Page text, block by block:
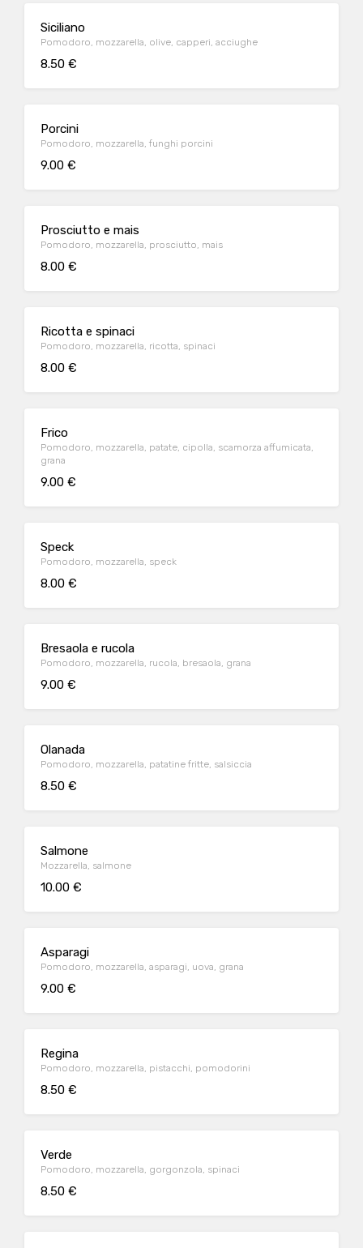
Siciliano
Pomodoro, mozzarella, olive, capperi, acciughe
8.50 €
Porcini
Pomodoro, mozzarella, funghi porcini
9.00 €
Prosciutto e mais
Pomodoro, mozzarella, prosciutto, mais
8.00 €
Ricotta e spinaci
Pomodoro, mozzarella, ricotta, spinaci
8.00 €
Frico
Pomodoro, mozzarella, patate, cipolla, scamorza affumicata,
grana
9.00 €
Speck
Pomodoro, mozzarella, speck
8.00 €
Bresaola e rucola
Pomodoro, mozzarella, rucola, bresaola, grana
9.00 €
Olanada
Pomodoro, mozzarella, patatine fritte, salsiccia
8.50 €
Salmone
Mozzarella, salmone
10.00 €
Asparagi
Pomodoro, mozzarella, asparagi, uova, grana
9.00 €
Regina
Pomodoro, mozzarella, pistacchi, pomodorini
8.50 €
Verde
Pomodoro, mozzarella, gorgonzola, spinaci
8.50 €